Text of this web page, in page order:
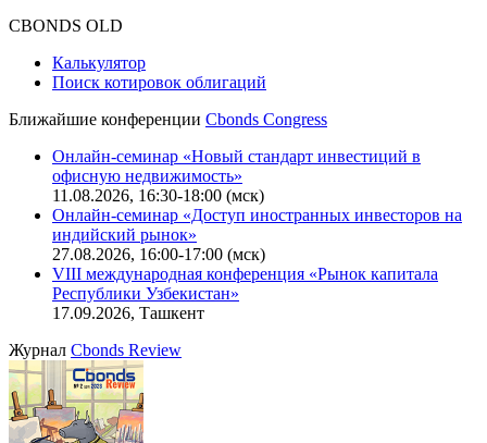
CBONDS OLD
Калькулятор
Поиск котировок облигаций
Ближайшие конференции Cbonds Congress
Онлайн-семинар «Новый стандарт инвестиций в
офисную недвижимость»
11.08.2026, 16:30-18:00 (мск)
Онлайн-семинар «Доступ иностранных инвесторов на
индийский рынок»
27.08.2026, 16:00-17:00 (мск)
VIII международная конференция «Рынок капитала
Республики Узбекистан»
17.09.2026, Ташкент
Журнал Cbonds Review